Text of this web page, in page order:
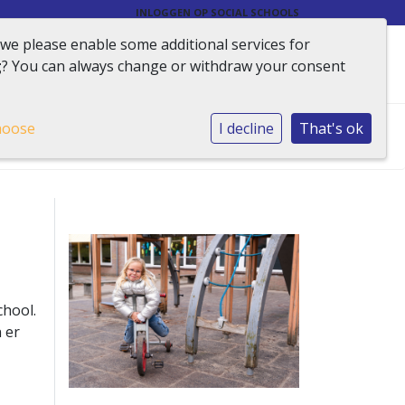
INLOGGEN OP SOCIAL SCHOOLS
Home Verlof aanvragen
er
please enable some additional services for
? You can always change or withdraw your consent
I decline That's ok